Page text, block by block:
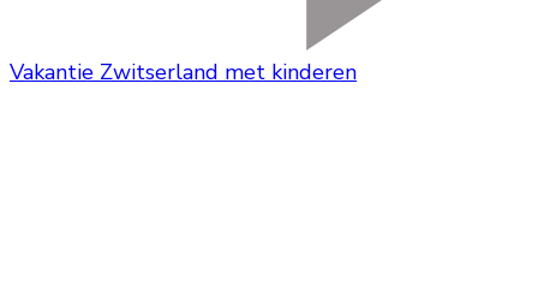
Vakantie Zwitserland met kinderen